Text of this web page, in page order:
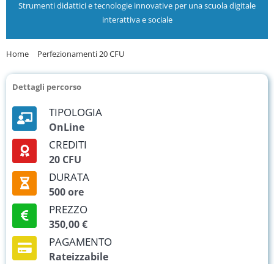
Strumenti didattici e tecnologie innovative per una scuola digitale
interattiva e sociale
Home Perfezionamenti 20 CFU
Dettagli percorso
TIPOLOGIA
OnLine
CREDITI
20 CFU
DURATA
500 ore
PREZZO
350,00 €
PAGAMENTO
Rateizzabile